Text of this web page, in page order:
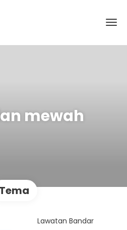
mewah
Tema
Lawatan Bandar